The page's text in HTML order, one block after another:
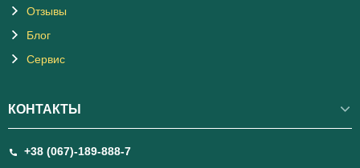
Отзывы
Блог
Сервис
КОНТАКТЫ
+38 (067)-189-888-7